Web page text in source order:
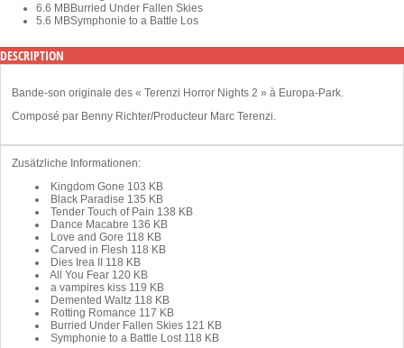
6.6 MBBurried Under Fallen Skies
5.6 MBSymphonie to a Battle Los
DESCRIPTION
Bande-son originale des « Terenzi Horror Nights 2 » à Europa-Park.
Composé par Benny Richter/Producteur Marc Terenzi.
Zusätzliche Informationen:
Kingdom Gone 103 KB
Black Paradise 135 KB
Tender Touch of Pain 138 KB
Dance Macabre 136 KB
Love and Gore 118 KB
Carved in Flesh 118 KB
Dies Irea II 118 KB
All You Fear 120 KB
a vampires kiss 119 KB
Demented Waltz 118 KB
Rotting Romance 117 KB
Burried Under Fallen Skies 121 KB
Symphonie to a Battle Lost 118 KB